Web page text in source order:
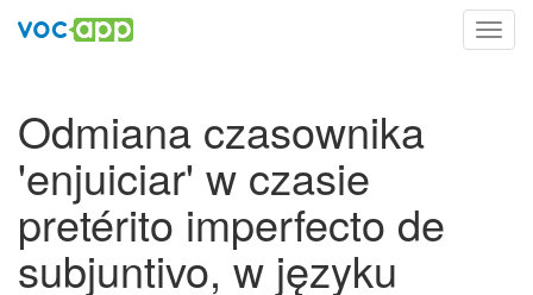
Odmiana czasownika
'enjuiciar' w czasie
pretérito imperfecto de
subjuntivo, w języku